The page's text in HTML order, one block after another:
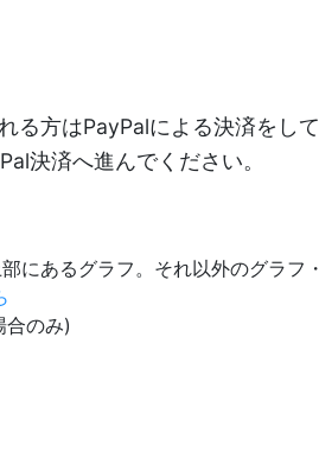
る方はPayPalによる決済をし
決済へ進んでください。
にあるグラフ。それ以外のグラフ
のみ)